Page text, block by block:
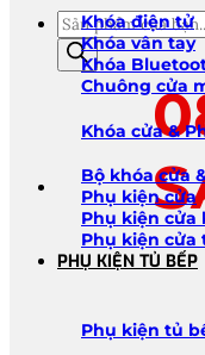
Tìm
kiếm
sản
phẩm
Khóa điện tử
Khóa vân tay
Khóa
Chuông cửa
Khóa cửa &
Bộ khóa cửa
Phụ kiện cửa
Phụ kiện cửa
Phụ kiện cửa
PHỤ KIỆN TỦ BẾP
Phụ kiện tủ